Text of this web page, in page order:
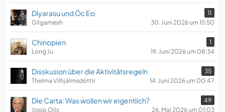
Diyarasu und Óc Eo
11
Gilgamesh
30. Juni 2026 um 15:50
Chinopien
1
Long Ju
19. Juni 2026 um 08:34
Disskusion über die Aktivitätsregeln
35
Thelma Vilhjálmsdóttir
14. Juni 2026 um 00:47
Die Carta: Was wollen wir eigentlich?
49
Josip Olic
26. Mai 2026 um 01:03